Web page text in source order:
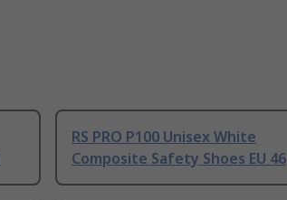
RS PRO P100 Unisex White
Composite Safety Shoes EU 46